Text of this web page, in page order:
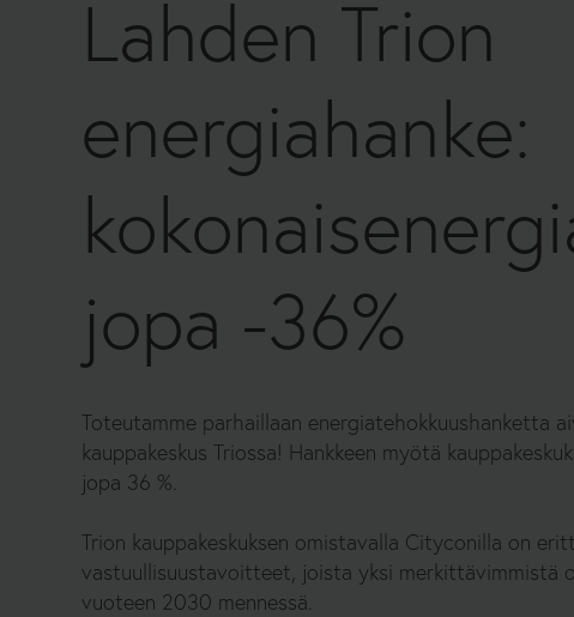
I
K
O
Lahden Trion
energiahanke:
jopa -36%
Toteutamme parhaillaan energiatehokkuushanketta
kauppakeskus Triossa! Hankkeen myötä
jopa 36 %.
Trion kauppakeskuksen omistavalla Cityconilla on
vastuullisuustavoitteet, joista yksi merkittävimmistä
vuoteen 2030 mennessä.